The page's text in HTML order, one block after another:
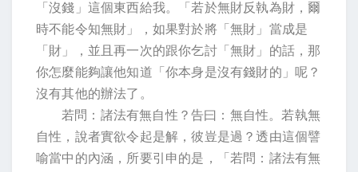
「沒錢」這個東西給我。「若於無財反執為財，爾
時不能令知無財」，如果對於將「無財」當成是
「財」，並且再一次的跟你乞討「無財」的話，那
你怎麼能夠讓他知道「你本身是沒有錢財的」呢？
沒有其他的辦法了。
若問：諸法有無自性？告曰：無自性。若執無
自性，說者實欲令起是解，彼豈是過？透由這個譬
喻當中的內涵，所要引申的是，「若問：諸法有無